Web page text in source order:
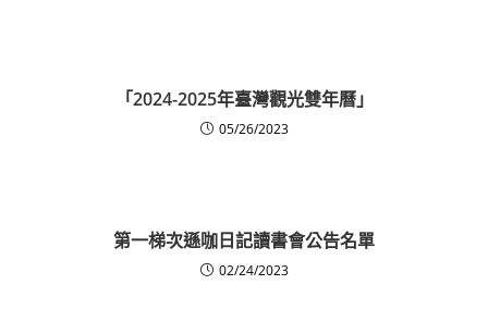
「2024-2025年臺灣觀光雙年曆」
05/26/2023
第一梯次遜咖日記讀書會公告名單
02/24/2023